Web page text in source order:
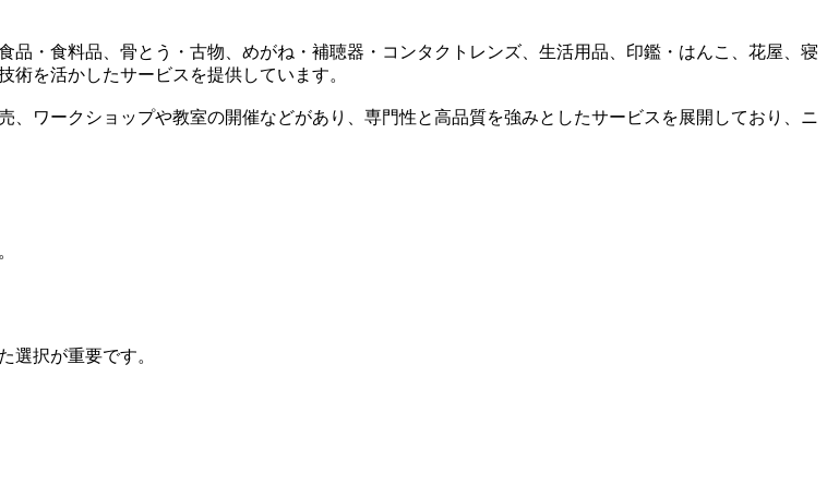
・食料品、骨とう・古物、めがね・補聴器・コンタクトレンズ、生活用品、印鑑・はんこ、花屋、寝
を活かしたサービスを提供しています。
ワークショップや教室の開催などがあり、専門性と高品質を強みとしたサービスを展開しており、ニ
選択が重要です。